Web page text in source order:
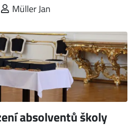
Müller Jan
absolventů školy